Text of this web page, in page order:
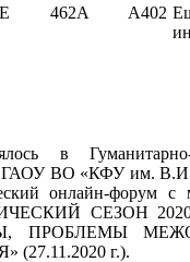
в Гуманитарно-
ВО «КФУ им.
онлайн-форум с
СЕЗОН
ПРОБЛЕМЫ
г.).